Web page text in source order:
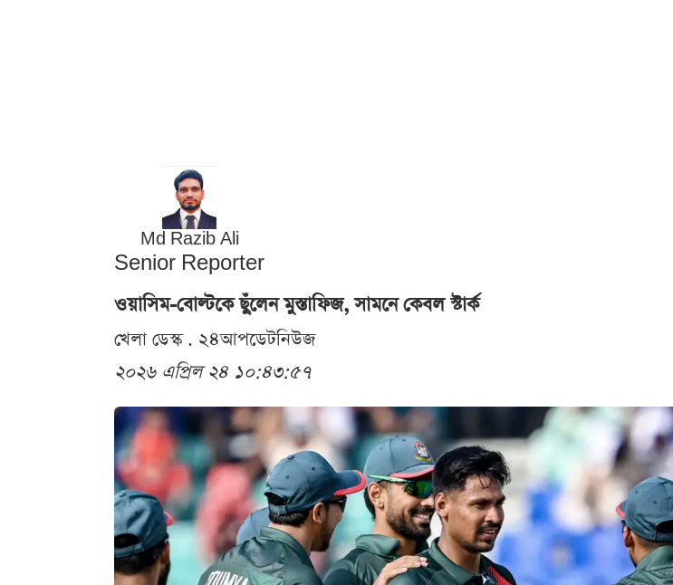
Md Razib Ali
Senior Reporter
ওয়াসিম-বোল্টকে ছুঁলেন মুস্তাফিজ, সামনে কেবল স্টার্ক
খেলা ডেস্ক . ২৪আপডেটনিউজ
২০২৬ এপ্রিল ২৪ ১০:৪৩:৫৭